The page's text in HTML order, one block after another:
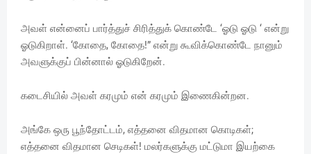
அவள் என்னைப் பார்த்துச் சிரித்துக் கொண்டே ‘ஓடு ஓடு ‘ என்று
ஓடுகிறாள். ‘கோதை, கோதை!” என்று கூவிக்கொண்டே நானும்
அவளுக்குப் பின்னால் ஓடுகிறேன்.
கடைசியில் அவள் கரமும் என் கரமும் இணைகின்றன.
அங்கே ஒரு பூந்தோட்டம், எத்தனை விதமான கொடிகள்;
எத்தனை விதமான செடிகள்! மலர்களுக்கு மட்டுமா இயற்கை